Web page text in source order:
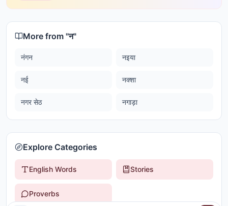
More from "न"
नंगन नइया
नई नक्शा
नगर सेठ नगाड़ा
Explore Categories
English Words Stories
Proverbs